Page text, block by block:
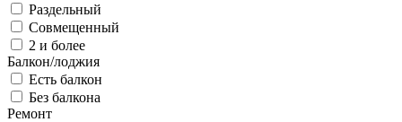
Раздельный
Совмещенный
2 и более
Балкон/лоджия
Есть балкон
Без балкона
Ремонт